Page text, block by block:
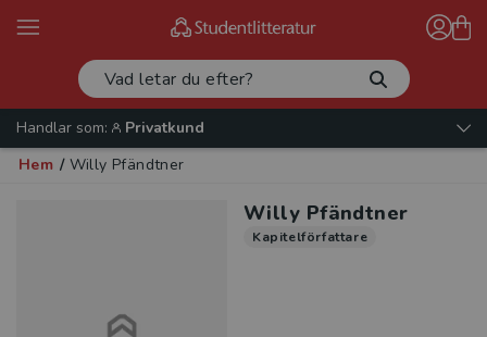
Handlar som:
Privatkund
Hem / Willy Pfändtner
Willy Pfändtner
Kapitelförfattare